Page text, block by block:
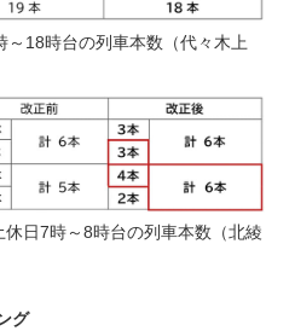
18時台の列車本数（代々木上
日7時～8時台の列車本数（北綾
グ